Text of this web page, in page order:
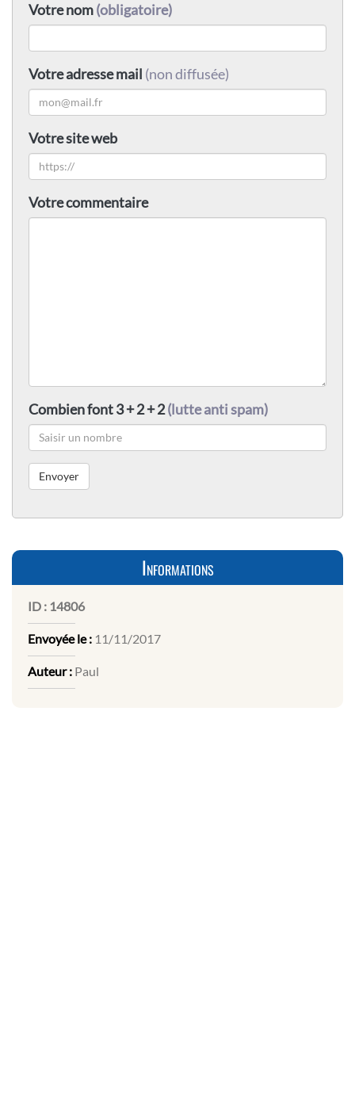
Votre nom(obligatoire)
Votre adresse mail (non diffusée)
Votre site web
Votre commentaire
Combien font 3 + 2 + 2(lutte anti spam)
Informations
ID : 14806
Envoyée le : 11/11/2017
Auteur : Paul